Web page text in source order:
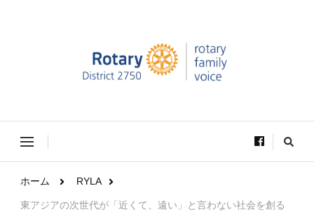
ータリーファミリー支援委員会
VOICE（声）としてお届けします。
か
探
し
で
ホーム RYLA
東アジアの次世代が「近くて、遠い」と言わない社会を創る